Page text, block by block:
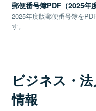
郵便番号簿PDF（2025年
2025年度版郵便番号簿を
す。
ビジネス・
情報